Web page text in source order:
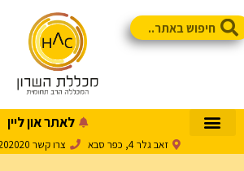
לאתר און ליין
זאב גלר 4, כפר סבא צרו קשר 0722-202020